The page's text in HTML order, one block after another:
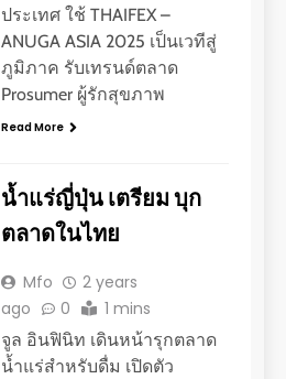
ประเทศ ใช้ THAIFEX –
ANUGA ASIA 2025 เป็นเวทีสู่
ภูมิภาค รับเทรนด์ตลาด
Prosumer ผู้รักสุขภาพ
Read More
น้ำแร่ญี่ปุ่น เตรียม บุก
ตลาดในไทย
Mfo
2 years
ago
0 1 mins
จูล อินฟินิท เดินหน้ารุกตลาด
น้ำแร่สำหรับดื่ม เปิดตัว